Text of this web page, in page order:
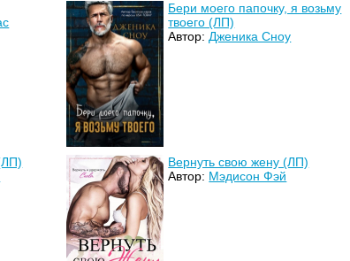
Бери моего папочку, я возьму
твоего (ЛП)
Автор:Дженика Сноу
Вернуть свою жену (ЛП)
Автор: Мэдисон Фэй